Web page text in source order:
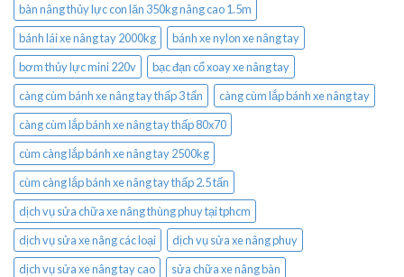
bàn nâng thủy lực con lăn 350kg nâng cao 1.5m
bánh lái xe nâng tay 2000kg
bánh xe nylon xe nâng tay
bơm thủy lực mini 220v
bạc đạn cổ xoay xe nâng tay
càng cùm bánh xe nâng tay thấp 3 tấn
càng cùm lắp bánh xe nâng tay
càng cùm lắp bánh xe nâng tay thấp 80x70
cùm càng lắp bánh xe nâng tay 2500kg
cùm càng lắp bánh xe nâng tay thấp 2.5 tấn
dịch vụ sửa chữa xe nâng thùng phuy tại tphcm
dịch vụ sửa xe nâng các loại
dịch vụ sửa xe nâng phuy
dịch vụ sửa xe nâng tay cao
sửa chữa xe nâng bàn